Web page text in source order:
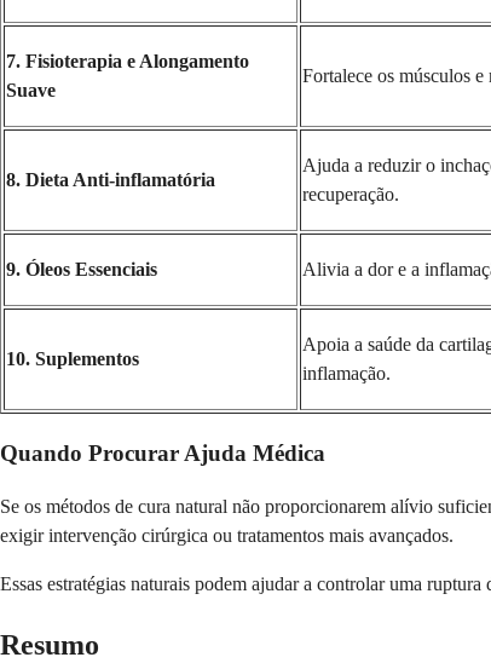
7. Fisioterapia e Alongamento
Suave
Fortalece os músculos
8. Dieta Anti-inflamatória
Ajuda a reduzir o
recuperação.
9. Óleos Essenciais Alivia a dor e a
10. Suplementos
Apoia a saúde da
inflamação.
Quando Procurar Ajuda Médica
Se os métodos de cura natural não proporcionarem alívio
exigir intervenção cirúrgica ou tratamentos mais avançados.
Essas estratégias naturais podem ajudar a controlar uma
Resumo